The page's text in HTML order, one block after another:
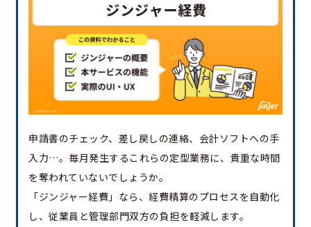
申請書のチェック、差し戻しの連絡、会計ソフトへの手
入力…。毎月発生するこれらの定型業務に、貴重な時間
を奪われていないでしょうか。
「ジンジャー経費」なら、経費精算のプロセスを自動化
し、従業員と管理部門双方の負担を軽減します。